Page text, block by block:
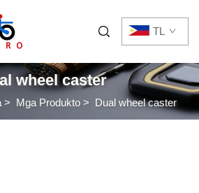
TL
wheel caster
> Mga Produkto > Dual wheel caster